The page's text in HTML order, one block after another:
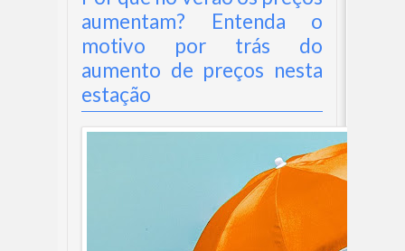
aumentam? Entenda o
motivo por trás do
aumento de preços nesta
estação